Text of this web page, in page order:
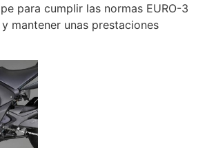
para cumplir las normas EURO-3
mantener unas prestaciones